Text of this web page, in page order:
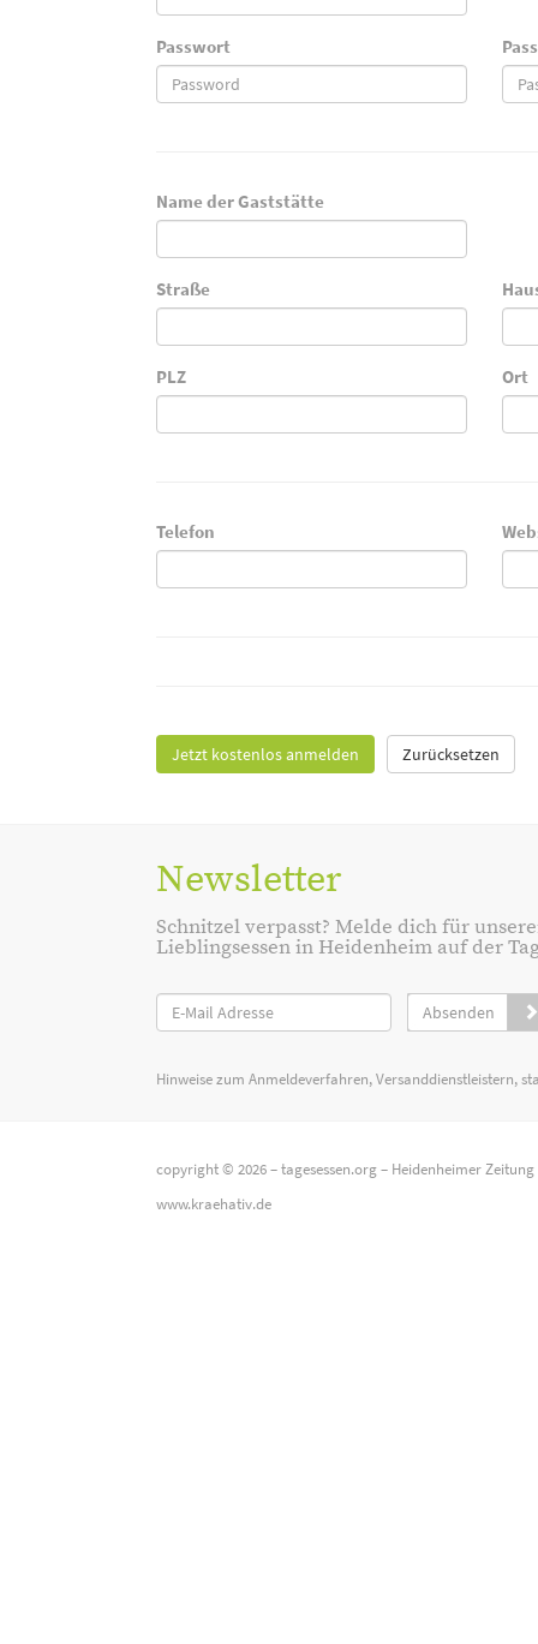
Passwort
Name der Gaststätte
Straße
PLZ Ort
Telefon
Jetzt kostenlos anmelden Zurücksetzen
Newsletter
Schnitzel verpasst? Melde dich für
Lieblingsessen in Heidenheim auf der
Absenden
Hinweise zum Anmeldeverfahren, Versanddienstleistern,
copyright © 2026 –tagesessen.org– Heidenheimer Zeitung
www.kraehativ.de